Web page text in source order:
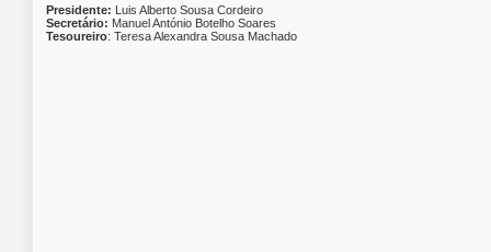
Presidente: Luis Alberto Sousa Cordeiro
Secretário: Manuel António Botelho Soares
Tesoureiro: Teresa Alexandra Sousa Machado